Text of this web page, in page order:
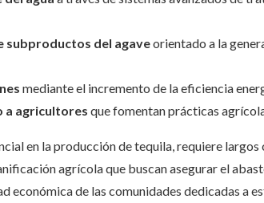
subproductos del agaveorientado a la
mediante el incremento de la eficiencia
a agricultores que fomentan prácticas
en la producción de tequila, requiere
agrícola que buscan asegurar el
económica de las comunidades dedicadas a